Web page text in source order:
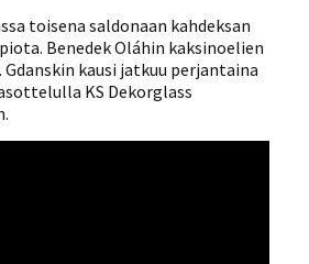
toisena saldonaan kahdeksan
Benedek Oláhin kaksinoelien
kausi jatkuu perjantaina
KS Dekorglass